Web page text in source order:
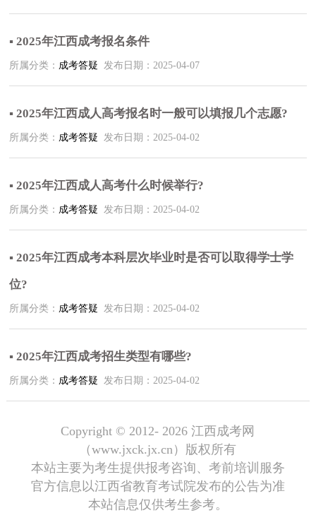
▪ 2025年江西成考报名条件
所属分类： 成考答疑 发布日期：2025-04-07
▪ 2025年江西成人高考报名时一般可以填报几个志愿?
所属分类： 成考答疑 发布日期：2025-04-02
▪ 2025年江西成人高考什么时候举行?
所属分类： 成考答疑 发布日期：2025-04-02
▪ 2025年江西成考本科层次毕业时是否可以取得学士学
位?
所属分类： 成考答疑 发布日期：2025-04-02
▪ 2025年江西成考招生类型有哪些?
所属分类： 成考答疑 发布日期：2025-04-02
Copyright © 2012- 2026 江西成考网
（www.jxck.jx.cn）版权所有
本站主要为考生提供报考咨询、考前培训服务
官方信息以江西省教育考试院发布的公告为准
本站信息仅供考生参考。